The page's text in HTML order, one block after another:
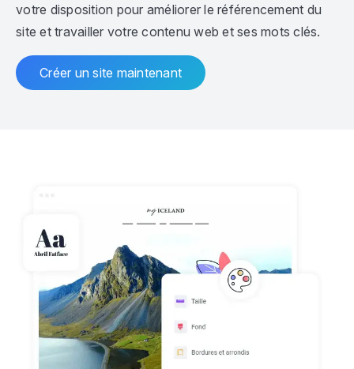
votre disposition pour améliorer le référencement du
site et travailler votre contenu web et ses mots clés.
Créer un site maintenant